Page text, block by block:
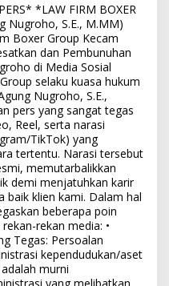
*LAW FIRM BOXER
Nugroho, S.E., M.MM)
Boxer Group Kecam
dan Pembunuhan
di Media Sosial
selaku kuasa hukum
Nugroho, S.E.,
pers yang sangat tegas
Reel, serta narasi
TikTok) yang
tertentu. Narasi tersebut
memutarbalikkan
demi menjatuhkan karir
baik klien kami. Dalam hal
beberapa poin
rekan media: •
Tegas: Persoalan
kependudukan/aset
murni